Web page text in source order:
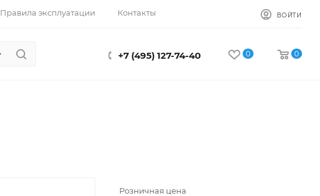
Правила эксплуатации Контакты ВОЙТИ
+7 (495) 127-74-40 0 0
Розничная цена